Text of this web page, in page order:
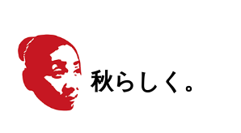
秋らしく。